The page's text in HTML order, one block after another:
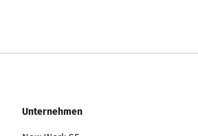
Unternehmen